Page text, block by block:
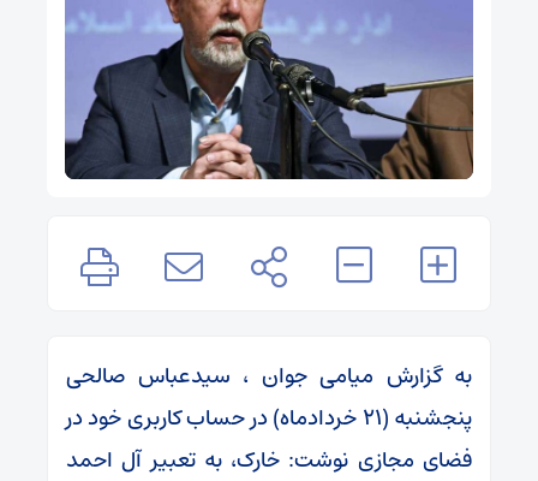
به گزارش میامی جوان ، سیدعباس صالحی
پنجشنبه (۲۱ خردادماه) در حساب کاربری خود در
فضای مجازی نوشت: خارک، به تعبیر آل احمد